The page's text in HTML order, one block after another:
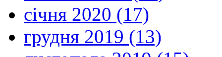
січня 2020 (17)
грудня 2019 (13)